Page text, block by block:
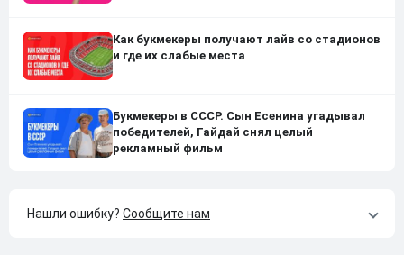
Как букмекеры получают лайв со стадионов
и где их слабые места
Букмекеры в СССР. Сын Есенина угадывал
победителей, Гайдай снял целый
рекламный фильм
Нашли ошибку? Сообщите нам